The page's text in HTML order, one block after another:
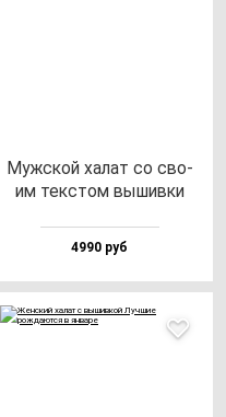
Муж­ской ха­лат со сво­
им тек­стом вы­шив­ки
4990 руб